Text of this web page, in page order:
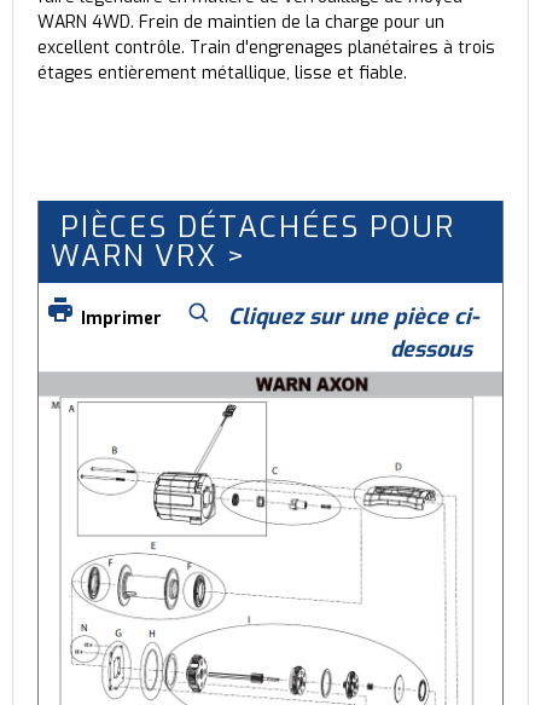
WARN 4WD. Frein de maintien de la charge pour un
excellent contrôle. Train d'engrenages planétaires à trois
étages entièrement métallique, lisse et fiable.
PIÈCES DÉTACHÉES POUR
WARN VRX >
Imprimer
Cliquez sur une pièce ci-
dessous